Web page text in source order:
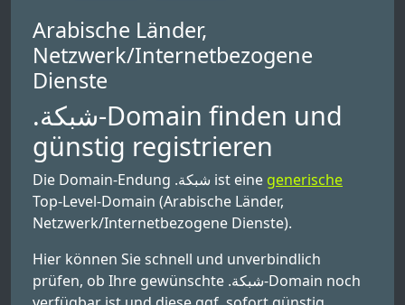
Arabische Länder,
Netzwerk/Internetbezogene
Dienste
.شبكة-Domain finden und
günstig registrieren
Die Domain-Endung .شبكة ist eine generische
Top-Level-Domain (Arabische Länder,
Netzwerk/Internetbezogene Dienste).
Hier können Sie schnell und unverbindlich
prüfen, ob Ihre gewünschte .شبكة-Domain noch